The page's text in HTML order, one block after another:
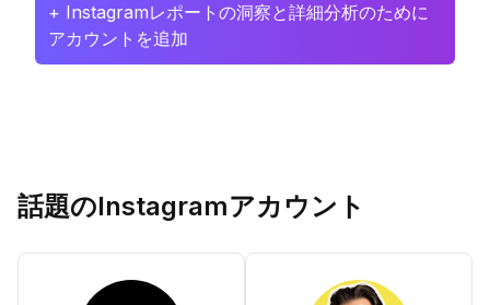
+ Instagramレポートの洞察と詳細分析のために
アカウントを追加
話題のInstagramアカウント